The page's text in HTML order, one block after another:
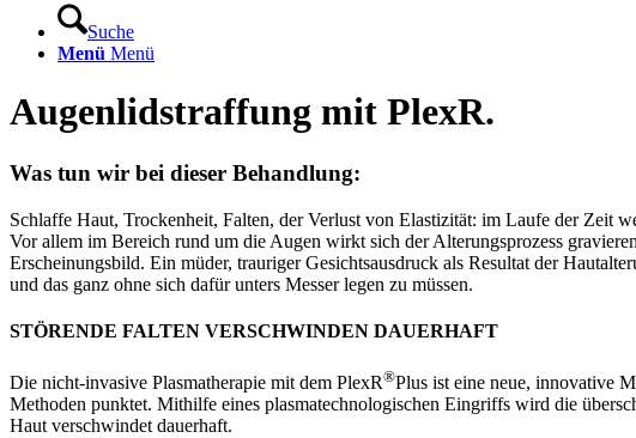
Suche
Menü Menü
Augenlidstraffung mit PlexR.
Was tun wir bei dieser Behandlung:
Schlaffe Haut, Trockenheit, Falten, der Verlust von Elastizität: im Laufe der Zeit
Vor allem im Bereich rund um die Augen wirkt sich der Alterungsprozess
Erscheinungsbild. Ein müder, trauriger Gesichtsausdruck als Resultat der
und das ganz ohne sich dafür unters Messer legen zu müssen.
STÖRENDE FALTEN VERSCHWINDEN DAUERHAFT
Die nicht-invasive Plasmatherapie mit dem PlexR®Plus ist eine neue, innovative
Methoden punktet. Mithilfe eines plasmatechnologischen Eingriffs wird die
Haut verschwindet dauerhaft.